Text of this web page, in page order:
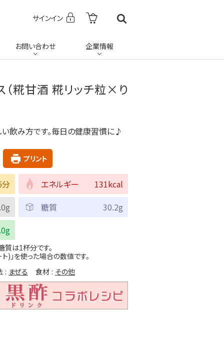
サインイン
お問い合わせ 企業情報
（糀甘酒 糀リッチ粒×り
飲み方です。毎日の健康習慣に♪
プリント
分 エネルギー
131kcal
糖質
30.2g
質は1杯分です。
)」を使った場合の数値です。
まぜる 食材 その他